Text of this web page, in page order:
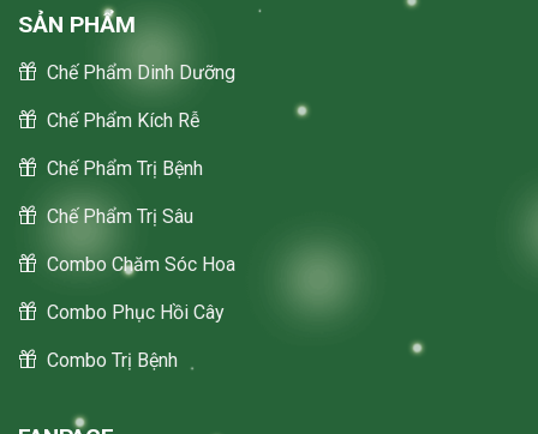
SẢN PHẨM
Chế Phẩm Dinh Dưỡng
Chế Phẩm Kích Rễ
Chế Phẩm Trị Bệnh
Chế Phẩm Trị Sâu
Combo Chăm Sóc Hoa
Combo Phục Hồi Cây
Combo Trị Bệnh